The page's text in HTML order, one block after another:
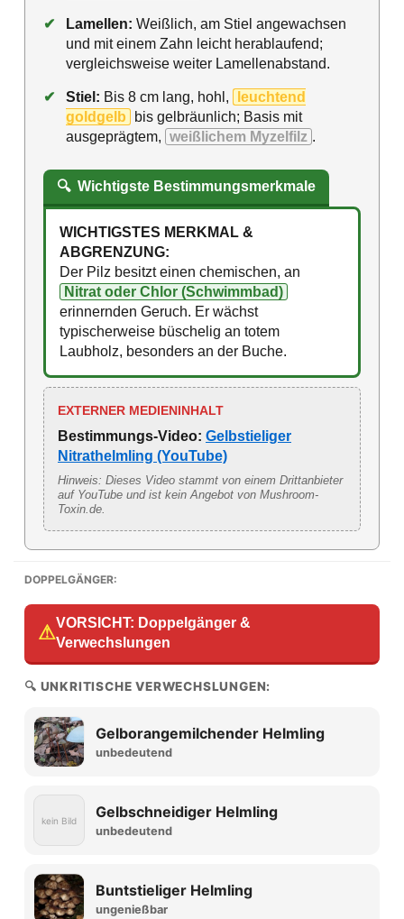
✔ Lamellen: Weißlich, am Stiel angewachsen
und mit einem Zahn leicht herablaufend;
vergleichsweise weiter Lamellenabstand.
✔ Stiel: Bis 8 cm lang, hohl,
leuchtend
goldgelb
bis gelbräunlich; Basis mit
ausgeprägtem, weißlichem Myzelfilz .
🔍 Wichtigste Bestimmungsmerkmale
WICHTIGSTES MERKMAL &
ABGRENZUNG:
Der Pilz besitzt einen chemischen, an
Nitrat oder Chlor (Schwimmbad)
erinnernden Geruch. Er wächst
typischerweise büschelig an totem
Laubholz, besonders an der Buche.
EXTERNER MEDIENINHALT
Bestimmungs-Video: Gelbstieliger
Nitrathelmling (YouTube)
Hinweis: Dieses Video stammt von einem Drittanbieter
auf YouTube und ist kein Angebot von Mushroom-
Toxin.de.
DOPPELGÄNGER:
⚠VORSICHT: Doppelgänger &
Verwechslungen
🔍 UNKRITISCHE VERWECHSLUNGEN:
Gelborangemilchender Helmling
unbedeutend
kein Bild Gelbschneidiger Helmling
unbedeutend
Buntstieliger Helmling
ungenießbar